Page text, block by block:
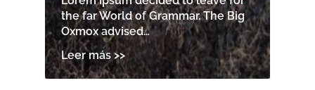
the far World of Grammar. The Big
Oxmox advised…